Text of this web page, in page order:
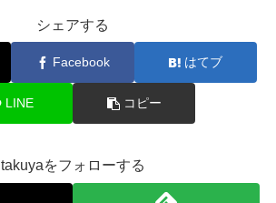
シェアする
Facebook はてブ
LINE コピー
takuyaをフォローする